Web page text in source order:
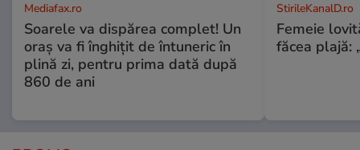
Mediafax.ro
Soarele va dispărea complet! Un
oraș va fi înghițit de întuneric în
plină zi, pentru prima dată după
860 de ani
StirileKanalD.ro
Femeie
făcea plajă: